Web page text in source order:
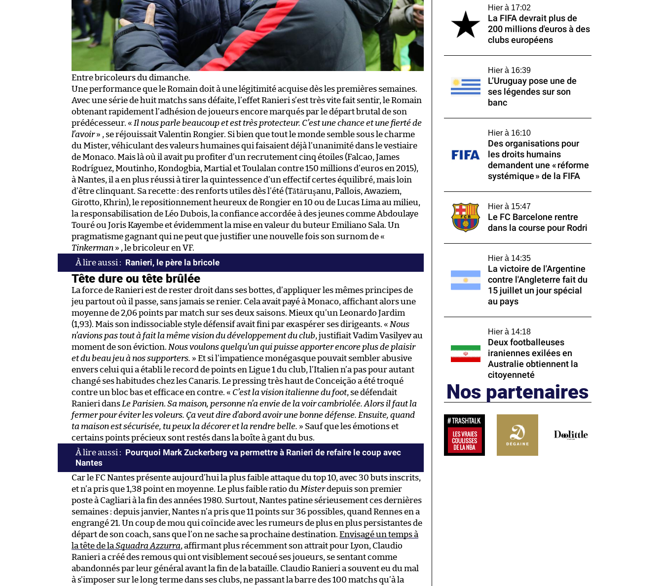
Entre bricoleurs du dimanche.
Une performance que le Romain doit à une légitimité acquise dès les premières semaines.
Avec une série de huit matchs sans défaite, l’effet Ranieri s’est très vite fait sentir, le Romain
obtenant rapidement l’adhésion de joueurs encore marqués par le départ brutal de son
prédécesseur. « Il nous parle beaucoup et est très protecteur. C’est une chance et une fierté de
l’avoir» , se réjouissait Valentin Rongier. Si bien que tout le monde semble sous le charme
du Mister, véhiculant des valeurs humaines qui faisaient déjà l’unanimité dans le vestiaire
de Monaco. Mais là où il avait pu profiter d’un recrutement cinq étoiles (Falcao, James
Rodríguez, Moutinho, Kondogbia, Martial et Toulalan contre 150 millions d’euros en 2015),
à Nantes, il a en plus réussi à tirer la quintessence d’un effectif certes équilibré, mais loin
d’être clinquant. Sa recette : des renforts utiles dès l’été (Tătăruşanu, Pallois, Awaziem,
Girotto, Khrin), le repositionnement heureux de Rongier en 10 ou de Lucas Lima au milieu,
la responsabilisation de Léo Dubois, la confiance accordée à des jeunes comme Abdoulaye
Touré ou Joris Kayembe et évidemment la mise en valeur du buteur Emiliano Sala. Un
pragmatisme gagnant qui ne peut que justifier une nouvelle fois son surnom de «
Tinkerman » , le bricoleur en VF.
Ranieri, le père la bricole
Tête dure ou tête brûlée
La force de Ranieri est de rester droit dans ses bottes, d’appliquer les mêmes principes de
jeu partout où il passe, sans jamais se renier. Cela avait payé à Monaco, affichant alors une
moyenne de 2,06 points par match sur ses deux saisons. Mieux qu’un Leonardo Jardim
(1,93). Mais son indissociable style défensif avait fini par exaspérer ses dirigeants. « Nous
n’avions pas tout à fait la même vision du développement du club, justifiait Vadim Vasilyev au
moment de son éviction. Nous voulons quelqu’un qui puisse apporter encore plus de plaisir
et du beau jeu à nos supporters. » Et si l’impatience monégasque pouvait sembler abusive
envers celui qui a établi le record de points en Ligue 1 du club, l’Italien n’a pas pour autant
changé ses habitudes chez les Canaris. Le pressing très haut de Conceição a été troqué
contre un bloc bas et efficace en contre. « C’est la vision italienne du foot, se défendait
Ranieri dans Le Parisien. Sa maison, personne n’a envie de la voir cambriolée. Alors il faut la
fermer pour éviter les voleurs. Ça veut dire d’abord avoir une bonne défense. Ensuite, quand
ta maison est sécurisée, tu peux la décorer et la rendre belle. » Sauf que les émotions et
certains points précieux sont restés dans la boîte à gant du bus.
Pourquoi Mark Zuckerberg va permettre à Ranieri de refaire le coup avec
Nantes
Car le FC Nantes présente aujourd’hui la plus faible attaque du top 10, avec 30 buts inscrits,
et n’a pris que 1,38 point en moyenne. Le plus faible ratio du Misterdepuis son premier
poste à Cagliari à la fin des années 1980. Surtout, Nantes patine sérieusement ces dernières
semaines : depuis janvier, Nantes n’a pris que 11 points sur 36 possibles, quand Rennes en a
engrangé 21. Un coup de mou qui coïncide avec les rumeurs de plus en plus persistantes de
départ de son coach, sans que l’on ne sache sa prochaine destination. Envisagé un temps à
la tête de la Squadra Azzurra, affirmant plus récemment son attrait pour Lyon, Claudio
Ranieri a créé des remous qui ont visiblement secoué ses joueurs, se sentant comme
abandonnés par leur général avant la fin de la bataille. Claudio Ranieri a souvent eu du mal
à s’imposer sur le long terme dans ses clubs, ne passant la barre des 100 matchs qu’à la
Hier à 17:02
La FIFA devrait plus de
200 millions d'euros à des
clubs européens
Hier à 16:39
L’Uruguay pose une de
ses légendes sur son
banc
Hier à 16:10
Des organisations pour
les droits humains
demandent une « réforme
systémique » de la FIFA
Hier à 15:47
Le FC Barcelone rentre
dans la course pour Rodri
Hier à 14:35
La victoire de l'Argentine
contre l'Angleterre fait du
15 juillet un jour spécial
au pays
Hier à 14:18
Deux footballeuses
iraniennes exilées en
Australie obtiennent la
citoyenneté
Nos partenaires